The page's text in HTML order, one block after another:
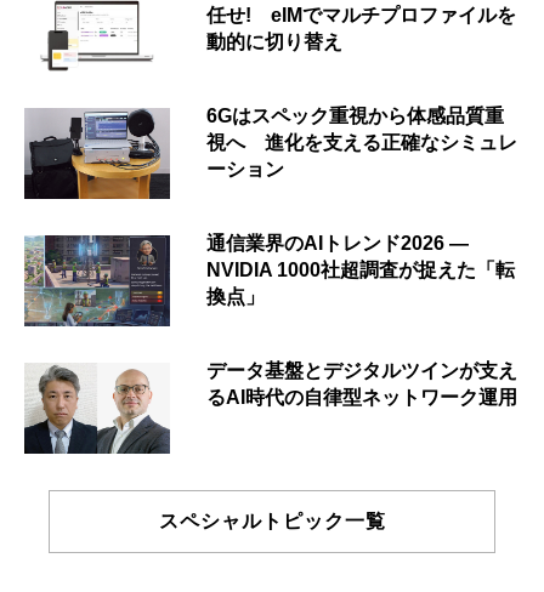
任せ! eIMでマルチプロファイルを
動的に切り替え
6Gはスペック重視から体感品質重
視へ 進化を支える正確なシミュレ
ーション
通信業界のAIトレンド2026 ―
NVIDIA 1000社超調査が捉えた「転
換点」
データ基盤とデジタルツインが支え
るAI時代の自律型ネットワーク運用
スペシャルトピック一覧